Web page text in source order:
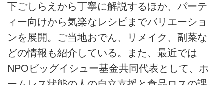
下ごしらえから丁寧に解説するほか、パーテ
ィー向けから気楽なレシピまでバリエーショ
ンを展開。ご当地おでん、リメイク、副菜な
どの情報も紹介している。また、最近では
NPOビッグイシュー基金共同代表として、ホ